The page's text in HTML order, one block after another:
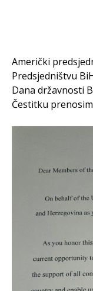
Američki
Predsjedništvu
Dana državnosti
Čestitku